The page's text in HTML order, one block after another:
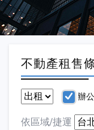
不動產租售
辦
依區域/捷運